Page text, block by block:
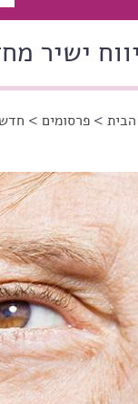
ישיר
נמצא כאן
>פרסומים >